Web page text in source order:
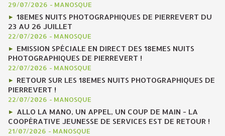
29/07/2026 - MANOSQUE
18EMES NUITS PHOTOGRAPHIQUES DE PIERREVERT DU
23 AU 26 JUILLET
22/07/2026 - MANOSQUE
EMISSION SPÉCIALE EN DIRECT DES 18EMES NUITS
PHOTOGRAPHIQUES DE PIERREVERT !
22/07/2026 - MANOSQUE
RETOUR SUR LES 18EMES NUITS PHOTOGRAPHIQUES DE
PIERREVERT !
22/07/2026 - MANOSQUE
ALLO LA MANO, UN APPEL, UN COUP DE MAIN - LA
COOPÉRATIVE JEUNESSE DE SERVICES EST DE RETOUR !
21/07/2026 - MANOSQUE